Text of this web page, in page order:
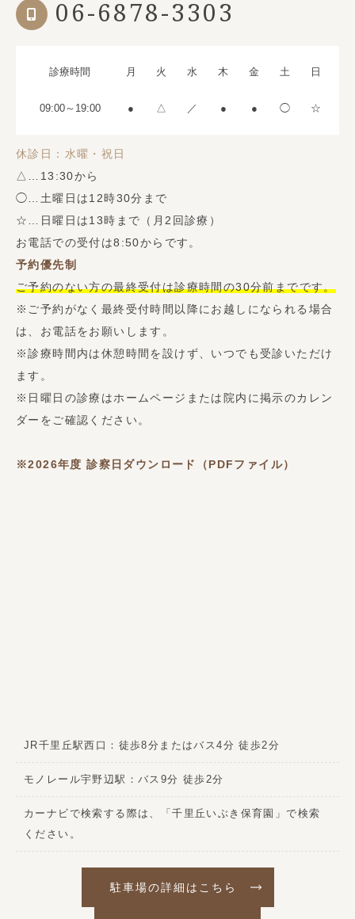
06-6878-3303
診療時間 月 火 水 木 金 土 日
09:00～19:00 ● △ ／ ● ● ◯ ☆
休診日：水曜・祝日
△…13:30から
◯…土曜日は12時30分まで
☆…日曜日は13時まで（月2回診療）
お電話での受付は8:50からです。
予約優先制
ご予約のない方の最終受付は診療時間の30分前までです。
※ご予約がなく最終受付時間以降にお越しになられる場合
は、お電話をお願いします。
※診療時間内は休憩時間を設けず、いつでも受診いただけ
ます。
※日曜日の診療はホームページまたは院内に掲示のカレン
ダーをご確認ください。
※2026年度診察日ダウンロード（PDFファイル）
JR千里丘駅西口：徒歩8分またはバス4分 徒歩2分
モノレール宇野辺駅：バス9分 徒歩2分
カーナビで検索する際は、「千里丘いぶき保育園」で検索
ください。
駐車場の詳細はこちら